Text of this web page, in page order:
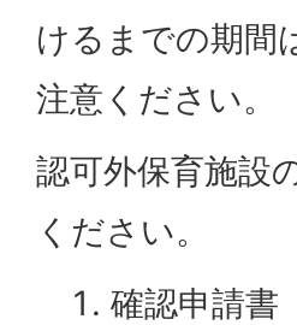
けるまでの期間
注意ください。
認可外保育施設
ください。
確認申請書